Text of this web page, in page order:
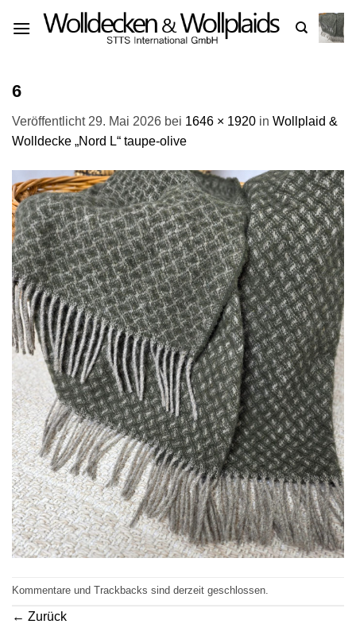
Inhalt
6
Veröffentlicht 29. Mai 2026 bei 1646 × 1920 in Wollplaid &
Wolldecke „Nord L“ taupe-olive
Kommentare und Trackbacks sind derzeit geschlossen.
← Zurück